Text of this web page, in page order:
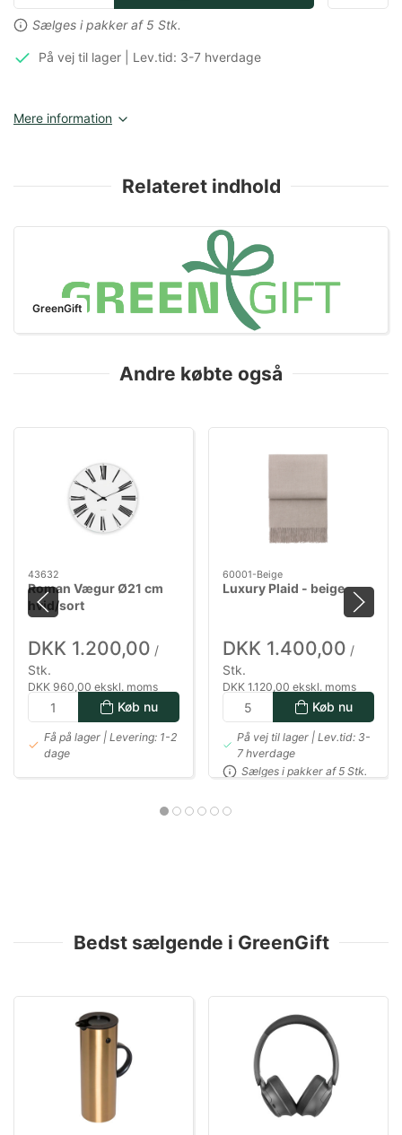
Sælges i pakker af 5 Stk.
På vej til lager | Lev.tid: 3-7 hverdage
Mere information
Relateret indhold
GreenGift
Andre købte også
43632
Roman Vægur Ø21 cm
hvid/sort
DKK 1.200,00 /
Stk.
DKK 960,00 ekskl. moms
Køb nu
Få på lager | Levering: 1-2
dage
60001-Beige
Luxury Plaid - beige
DKK 1.400,00 /
Stk.
DKK 1.120,00 ekskl. moms
Køb nu
På vej til lager | Lev.tid: 3-
7 hverdage
Sælges i pakker af 5 Stk.
Bedst sælgende i GreenGift